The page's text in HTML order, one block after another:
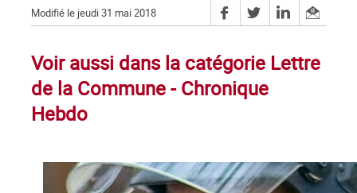
Modifié le jeudi 31 mai 2018
Voir aussi dans la catégorie Lettre
de la Commune - Chronique
Hebdo